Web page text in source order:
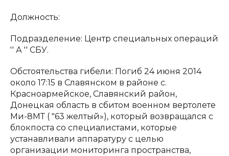
Должность:
Подразделение: Центр специальных операций
'' А '' СБУ.
Обстоятельства гибели: Погиб 24 июня 2014
около 17:15 в Славянском в районе c.
Красноармейское, Славянский район,
Донецкая область в сбитом военном вертолете
Ми-8МТ ( "63 желтый»), который возвращался с
блокпоста со специалистами, которые
устанавливали аппаратуру с целью
организации мониторинга пространства,